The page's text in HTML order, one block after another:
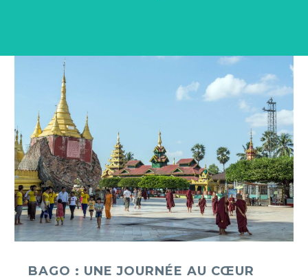
journée
au
cœur
des
temples
bouddhistes
BAGO : UNE JOURNÉE AU CŒUR